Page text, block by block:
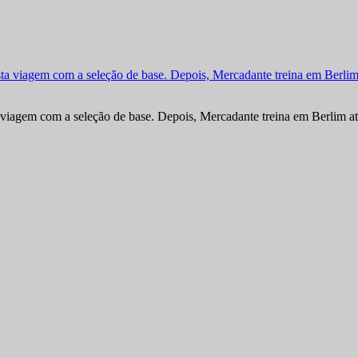
com a seleção de base. Depois, Mercadante treina em Berlim